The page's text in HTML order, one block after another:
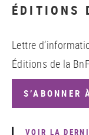
ÉDITIONS
Lettre
Éditions de la
S’ABONNER
VOIR LA